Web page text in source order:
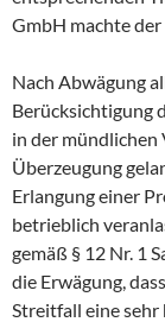
GmbH machte der
Nach Abwägung
Berücksichtigung
in der mündlichen
Überzeugung
Erlangung einer
betrieblich
gemäß § 12 Nr. 1
die Erwägung,
Streitfall eine